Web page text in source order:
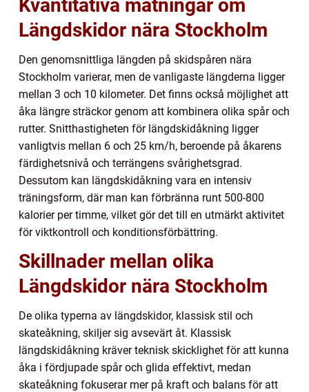
Kvantitativa mätningar om
Längdskidor nära Stockholm
Den genomsnittliga längden på skidspåren nära
Stockholm varierar, men de vanligaste längderna ligger
mellan 3 och 10 kilometer. Det finns också möjlighet att
åka längre sträckor genom att kombinera olika spår och
rutter. Snitthastigheten för längdskidåkning ligger
vanligtvis mellan 6 och 25 km/h, beroende på åkarens
färdighetsnivå och terrängens svårighetsgrad.
Dessutom kan längdskidåkning vara en intensiv
träningsform, där man kan förbränna runt 500-800
kalorier per timme, vilket gör det till en utmärkt aktivitet
för viktkontroll och konditionsförbättring.
Skillnader mellan olika
Längdskidor nära Stockholm
De olika typerna av längdskidor, klassisk stil och
skateåkning, skiljer sig avsevärt åt. Klassisk
längdskidåkning kräver teknisk skicklighet för att kunna
åka i fördjupade spår och glida effektivt, medan
skateåkning fokuserar mer på kraft och balans för att